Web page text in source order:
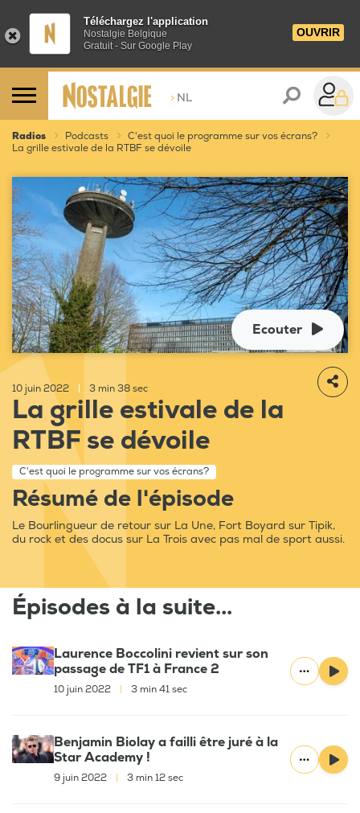
Téléchargez l'application
Nostalgie Belgique
Gratuit - Sur Google Play
OUVRIR
> NL
Radios Podcasts
C'est quoi le programme sur vos écrans?
La grille estivale de la RTBF se dévoile
Ecouter
10 juin 2022 3 min 38 sec
La grille estivale de la
RTBF se dévoile
C'est quoi le programme sur vos écrans?
Résumé de l'épisode
Le Bourlingueur de retour sur La Une, Fort Boyard sur Tipik,
du rock et des docus sur La Trois avec pas mal de sport aussi.
Épisodes à la suite...
Laurence Boccolini revient sur son
passage de TF1 à France 2
10 juin 2022 3 min 41 sec
Benjamin Biolay a failli être juré à la
Star Academy !
9 juin 2022 3 min 12 sec